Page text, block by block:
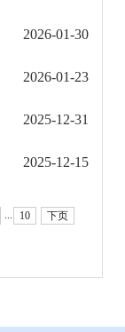
2026-01-30
2026-01-23
2025-12-31
2025-12-15
... 10 下页